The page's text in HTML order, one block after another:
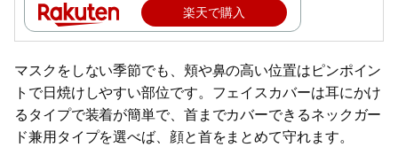
楽天で購入
マスクをしない季節でも、頬や鼻の高い位置はピンポイン
トで日焼けしやすい部位です。フェイスカバーは耳にかけ
るタイプで装着が簡単で、首までカバーできるネックガー
ド兼用タイプを選べば、顔と首をまとめて守れます。